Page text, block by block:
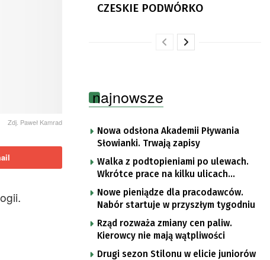
Zdj. Paweł Kamrad
CZESKIE PODWÓRKO
najnowsze
Nowa odsłona Akademii Pływania
Słowianki. Trwają zapisy
Walka z podtopieniami po ulewach.
Wkrótce prace na kilku ulicach
Gorzowa
Nowe pieniądze dla pracodawców.
Nabór startuje w przyszłym tygodniu
Rząd rozważa zmiany cen paliw.
Kierowcy nie mają wątpliwości
Drugi sezon Stilonu w elicie juniorów